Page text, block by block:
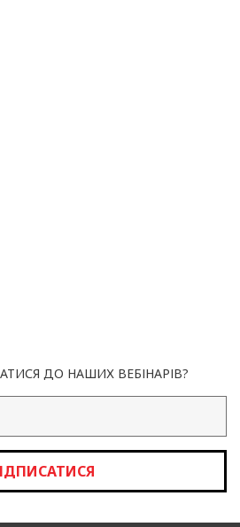
ДО НАШИХ ВЕБІНАРІВ?